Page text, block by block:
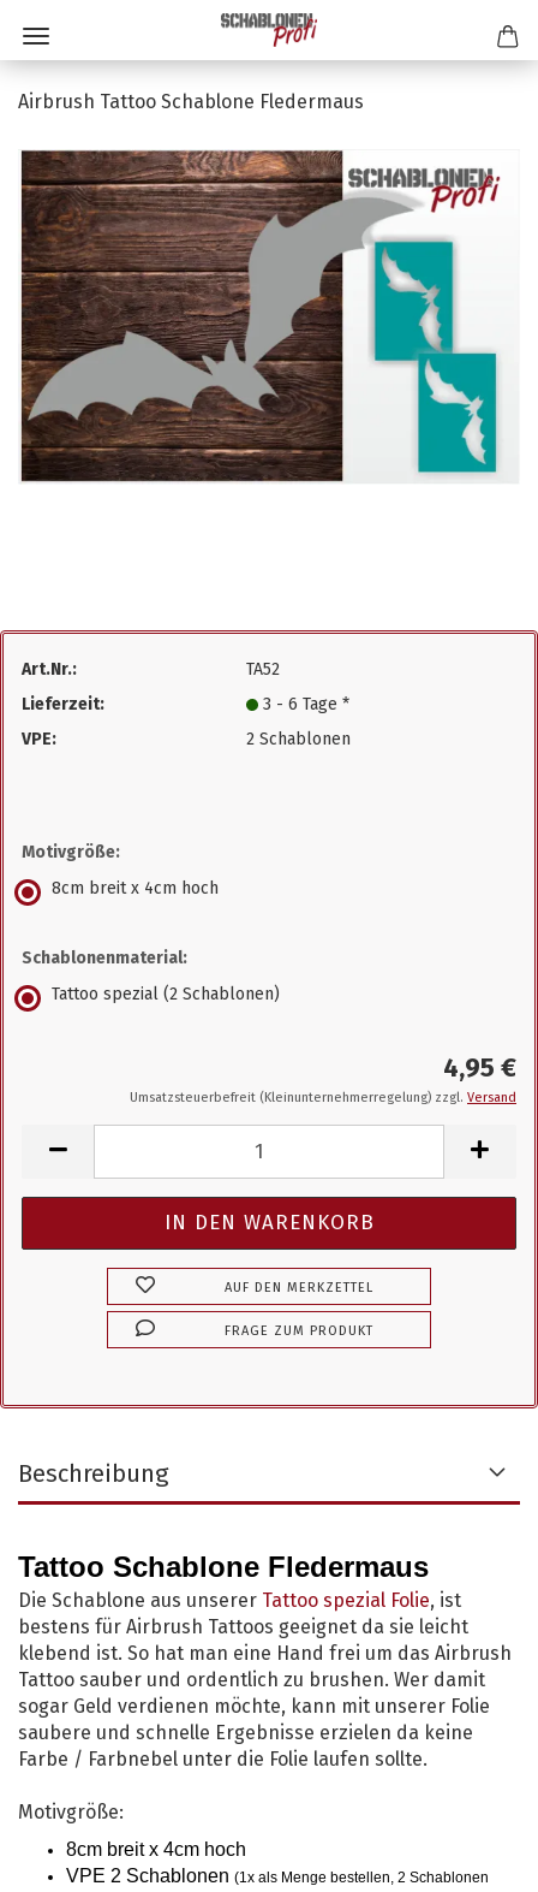
Airbrush Tattoo Schablone Fledermaus
Art.Nr.:
TA52
Lieferzeit:
3 - 6 Tage *
VPE:
2 Schablonen
Motivgröße:
8cm breit x 4cm hoch
Schablonenmaterial:
Tattoo spezial (2 Schablonen)
4,95 €
Umsatzsteuerbefreit (Kleinunternehmerregelung) zzgl. Versand
AUF DEN MERKZETTEL
FRAGE ZUM PRODUKT
Beschreibung
Tattoo Schablone Fledermaus
Die Schablone aus unserer Tattoo spezial Folie, ist
bestens für Airbrush Tattoos geeignet da sie leicht
klebend ist. So hat man eine Hand frei um das Airbrush
Tattoo sauber und ordentlich zu brushen. Wer damit
sogar Geld verdienen möchte, kann mit unserer Folie
saubere und schnelle Ergebnisse erzielen da keine
Farbe / Farbnebel unter die Folie laufen sollte.
Motivgröße:
8cm breit x 4cm hoch
VPE 2 Schablonen (1x als Menge bestellen, 2 Schablonen